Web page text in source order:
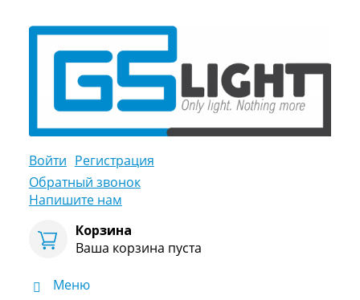
Войти Регистрация
Обратный звонок
Напишите нам
Корзина
Ваша корзина пуста
Меню